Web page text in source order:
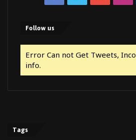
Follow us
Error Can not Get Tweets,
info.
Tags